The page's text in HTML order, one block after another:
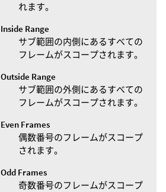
れます。
Inside Range
サブ範囲の内側にあるすべての
フレームがスコープされます。
Outside Range
サブ範囲の外側にあるすべての
フレームがスコープされます。
Even Frames
偶数番号のフレームがスコープ
されます。
Odd Frames
奇数番号のフレームがスコープ